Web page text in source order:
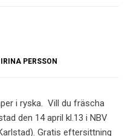
IRINA PERSSON
i ryska. Vill du fräscha
den 14 april kl.13 i NBV
Gratis eftersittning